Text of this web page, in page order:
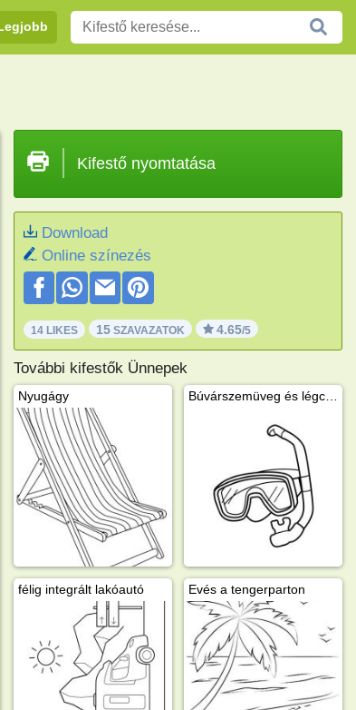
Kifestő nyomtatása
Download
Online színezés
14 LIKES 15SZAVAZATOK 4.65/5
További kifestők Ünnepek
Nyugágy Búvárszemüveg és légcső
félig integrált lakóautó Evés a tengerparton